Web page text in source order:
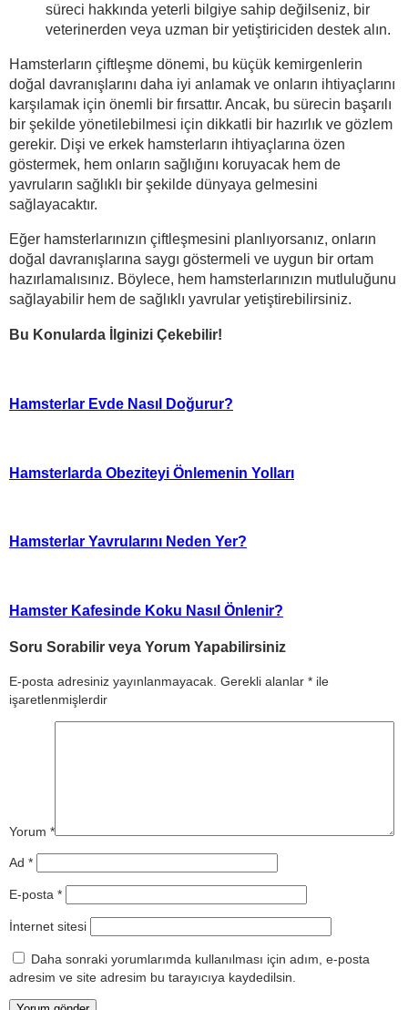
süreci hakkında yeterli bilgiye sahip değilseniz, bir
veterinerden veya uzman bir yetiştiriciden destek alın.
Hamsterların çiftleşme dönemi, bu küçük kemirgenlerin
doğal davranışlarını daha iyi anlamak ve onların ihtiyaçlarını
karşılamak için önemli bir fırsattır. Ancak, bu sürecin başarılı
bir şekilde yönetilebilmesi için dikkatli bir hazırlık ve gözlem
gerekir. Dişi ve erkek hamsterların ihtiyaçlarına özen
göstermek, hem onların sağlığını koruyacak hem de
yavruların sağlıklı bir şekilde dünyaya gelmesini
sağlayacaktır.
Eğer hamsterlarınızın çiftleşmesini planlıyorsanız, onların
doğal davranışlarına saygı göstermeli ve uygun bir ortam
hazırlamalısınız. Böylece, hem hamsterlarınızın mutluluğunu
sağlayabilir hem de sağlıklı yavrular yetiştirebilirsiniz.
Bu Konularda İlginizi Çekebilir!
Hamsterlar Evde Nasıl Doğurur?
Hamsterlarda Obeziteyi Önlemenin Yolları
Hamsterlar Yavrularını Neden Yer?
Hamster Kafesinde Koku Nasıl Önlenir?
Soru Sorabilir veya Yorum Yapabilirsiniz
E-posta adresiniz yayınlanmayacak. Gerekli alanlar * ile
işaretlenmişlerdir
Yorum *
Ad *
E-posta *
İnternet sitesi
Daha sonraki yorumlarımda kullanılması için adım, e-posta
adresim ve site adresim bu tarayıcıya kaydedilsin.